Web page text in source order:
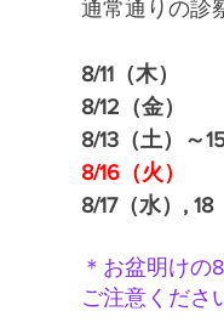
通常通りの診
8/11（木）　
8/12（金）　
8/13（土）～
8/16（火）　
8/17（水）,
＊お盆明けの
ご注意くださ